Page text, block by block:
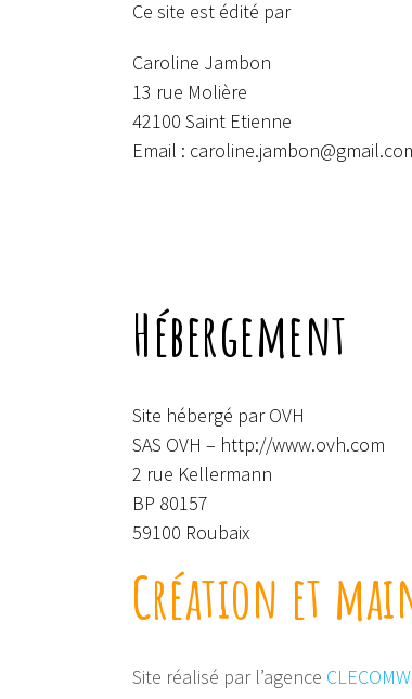
Ce site est édité par
Caroline Jambon
13 rue Molière
42100 Saint Etienne
Email :
Hébergement
Site hébergé par OVH
SAS OVH – http://www.ovh.com
2 rue Kellermann
BP 80157
59100 Roubaix
Création et
Site réalisé par l’agence